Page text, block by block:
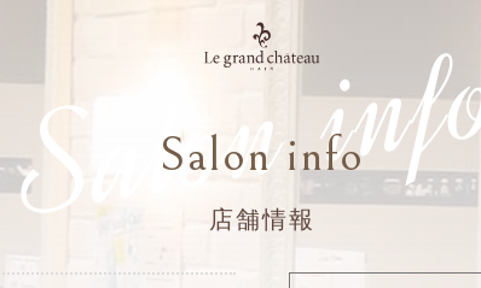
Salon info
Salon
店舗情報